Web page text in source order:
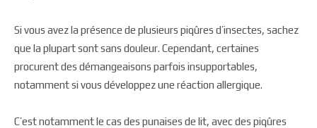
Si vous avez la présence de plusieurs piqûres d’insectes, sachez
que la plupart sont sans douleur. Cependant, certaines
procurent des démangeaisons parfois insupportables,
notamment si vous développez une réaction allergique.
C’est notamment le cas des punaises de lit, avec des piqûres